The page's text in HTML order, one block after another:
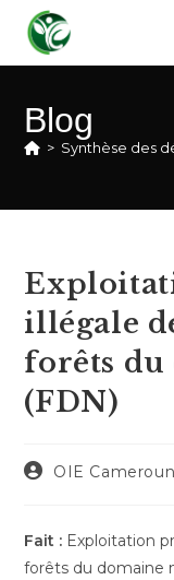
content
Blog
> Synthèse des
illégale
forêts
(FDN)
Auteur/autrice
publication :
OIE Cameroun
Fait : Exploitation
forêts du domaine